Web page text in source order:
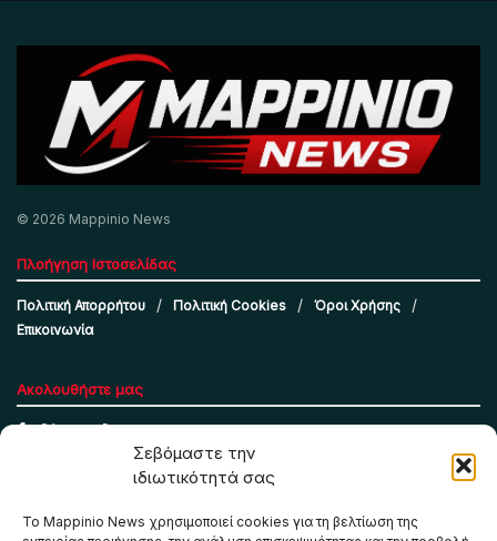
Σεβόμαστε την
ιδιωτικότητά σας
Το Mappinio News χρησιμοποιεί cookies για τη βελτίωση της
© 2026 Mappinio News
Πλοήγηση Ιστοσελίδας
Πολιτική Απορρήτου Πολιτική Cookies
Όροι Χρήσης
Επικοινωνία
Ακολουθήστε μας